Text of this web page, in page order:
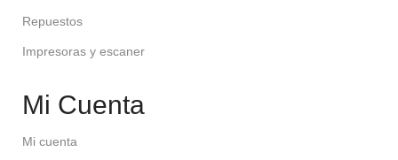
Repuestos
Impresoras y escaner
Mi Cuenta
Mi cuenta